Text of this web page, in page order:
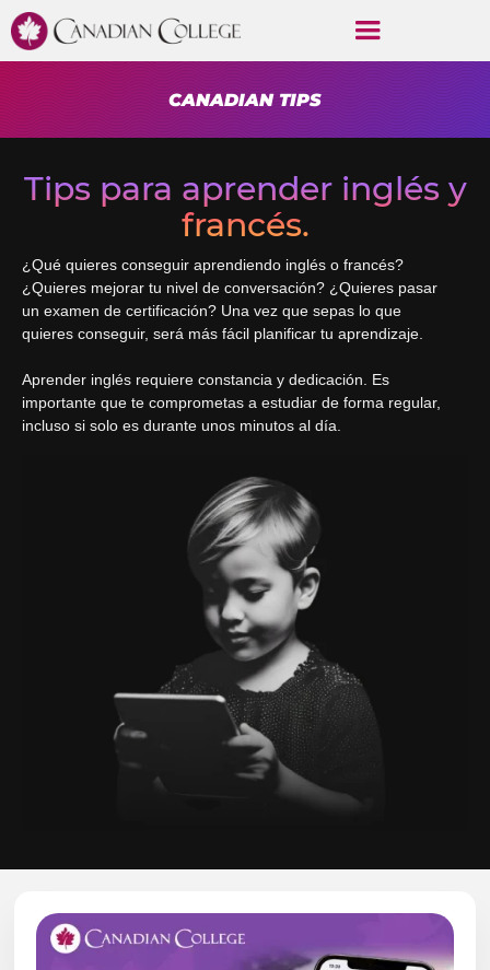
CANADIAN TIPS
Tips para aprender inglés y
francés.
¿Qué quieres conseguir aprendiendo inglés o francés?
¿Quieres mejorar tu nivel de conversación? ¿Quieres pasar
un examen de certificación? Una vez que sepas lo que
quieres conseguir, será más fácil planificar tu aprendizaje.
Aprender inglés requiere constancia y dedicación. Es
importante que te comprometas a estudiar de forma regular,
incluso si solo es durante unos minutos al día.